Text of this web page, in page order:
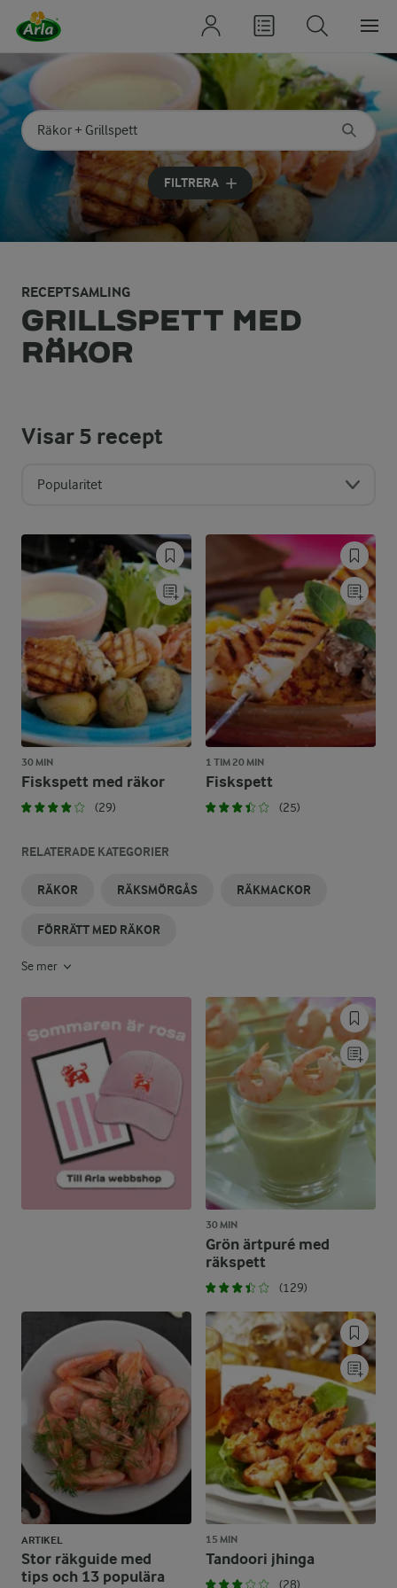
Sök på kategori eller ingrediens
Skriv in sökord för att få förslag
FILTRERA
RECEPTSAMLING
GRILLSPETT MED
RÄKOR
Visar5 recept
Popularitet
30 MIN
Fiskspett med räkor
(29)
1 TIM 20 MIN
Fiskspett
(25)
RELATERADE KATEGORIER
RÄKOR RÄKSMÖRGÅS RÄKMACKOR
FÖRRÄTT MED RÄKOR
Se mer
30 MIN
Grön ärtpuré med
räkspett
(129)
ARTIKEL
Stor räkguide med
tips och 13 populära
15 MIN
Tandoori jhinga
(28)